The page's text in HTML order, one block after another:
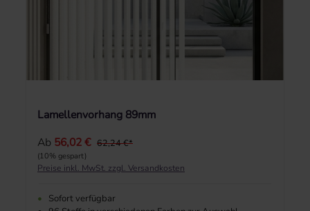
Lamellenvorhang 89mm
Regulärer Preis:
Ab 56,02 € 62,24 €*
(10% gespart)
Preise inkl. MwSt. zzgl. Versandkosten
•
Sofort verfügbar